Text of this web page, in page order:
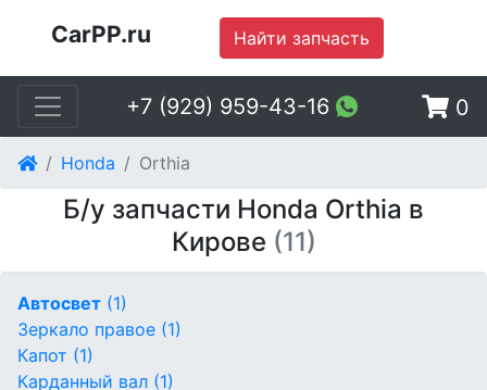
CarPP.ru Найти запчасть
+7 (929) 959-43-16 0
Honda Orthia
Б/у запчасти Honda Orthia в
Кирове (11)
Автосвет (1)
Зеркало правое (1)
Капот (1)
Карданный вал (1)